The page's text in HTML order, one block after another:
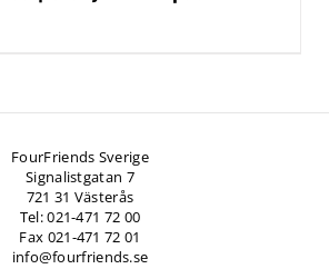
FourFriends Sverige
Signalistgatan 7
721 31 Västerås
Tel: 021-471 72 00
Fax 021-471 72 01
info@fourfriends.se